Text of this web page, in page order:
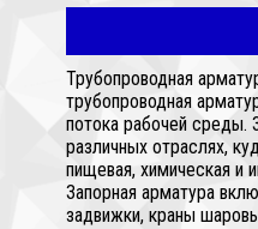
Трубопроводная
трубопроводная
потока рабочей среды.
различных отраслях,
пищевая, химическая
Запорная арматура
задвижки, краны